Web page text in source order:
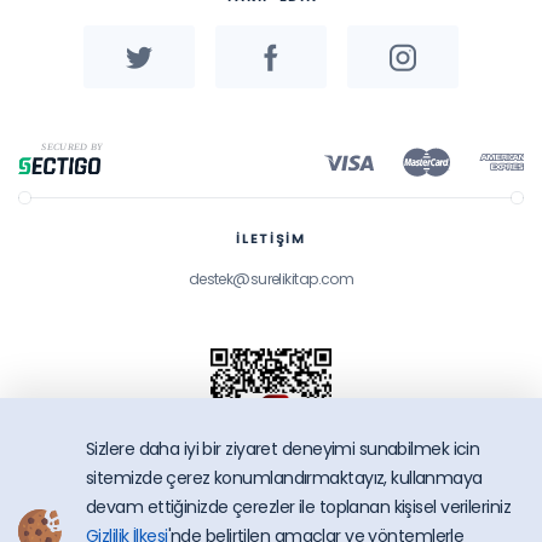
İLETİŞİM
destek@surelikitap.com
Sizlere daha iyi bir ziyaret deneyimi sunabilmek icin
sitemizde çerez konumlandırmaktayız, kullanmaya
devam ettiğinizde çerezler ile toplanan kişisel verileriniz
Gizlilik İlkesi'nde belirtilen amaçlar ve yöntemlerle